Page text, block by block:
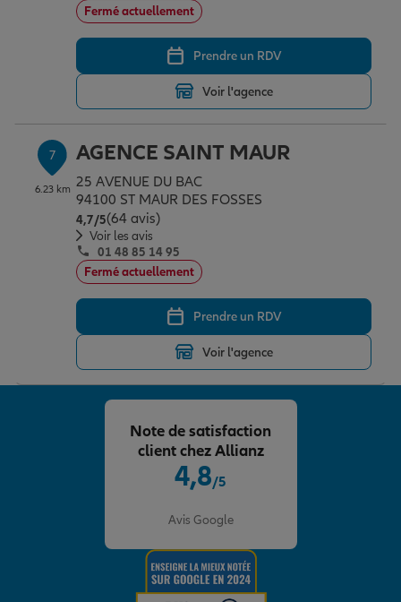
Fermé actuellement
Prendre un RDV
Voir l'agence
7
6.23 km
AGENCE SAINT MAUR
25 AVENUE DU BAC
94100 ST MAUR DES FOSSES
4,7/5Note de 4.7 sur 5
(64 avis)
Voir les avis
01 48 85 14 95
Fermé actuellement
Prendre un RDV
Voir l'agence
4,8/5
Avis Google
Note de satisfaction
client chez Allianz